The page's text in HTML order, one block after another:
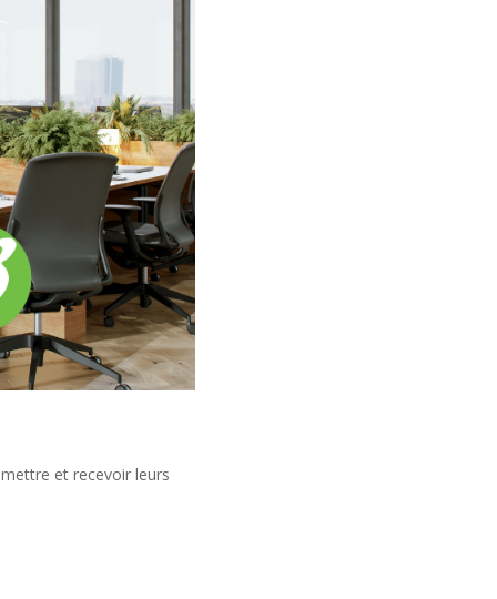
et recevoir leurs